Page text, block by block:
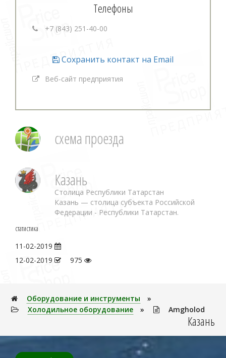
Телефоны
+7 (843) 251-40-00
Сохранить контакт на Email
Веб-сайт предприятия
схема проезда
Казань
Столица Республики Татарстан
Казань — столица субъекта Российской
Федерации - Республики Татарстан.
статистика
11-02-2019
12-02-2019
975
Оборудование и инструменты
»
Холодильное оборудование
» Amgholod
Казань